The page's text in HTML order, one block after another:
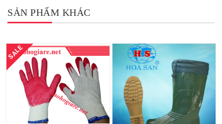
SẢN PHẨM KHÁC
SALE